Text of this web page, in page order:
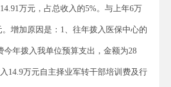
万元，占总收入的5%。与上年6万
。增加原因是：1、往年拨入医保中心的
今年拨入我单位预算支出，金额为28
14.9万元自主择业军转干部培训费及行